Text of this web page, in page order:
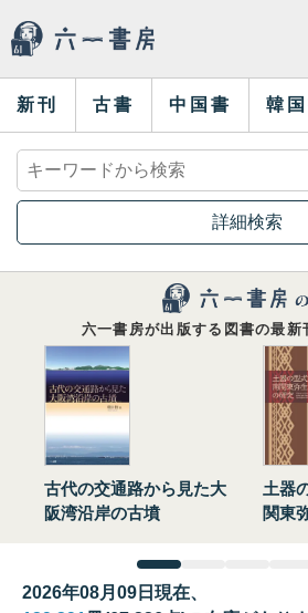
新刊 古書 中国書 韓
詳細検索
六一書房が出版する図書の最新
古代の交通路から見た大
阪湾沿岸の古墳
土器
関東
2026年08月09日現在、